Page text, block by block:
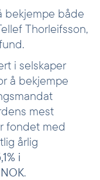
bekjempe både
Thorleifsson,
i selskaper
å bekjempe
mest
fondet med
årlig
i
.